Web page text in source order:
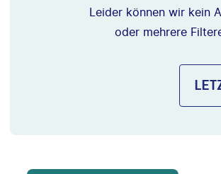
Leider können wir kein
oder mehrere